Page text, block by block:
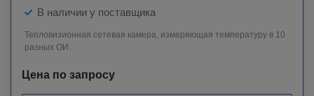
В наличии у поставщика
Тепловизионная сетевая камера, измеряющая температуру в 10
разных ОИ.
Цена по запросу